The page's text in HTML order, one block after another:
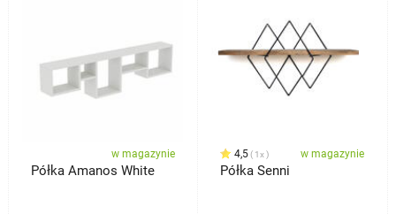
w magazynie
Półka Amanos White
4,5 1x w magazynie
Półka Senni